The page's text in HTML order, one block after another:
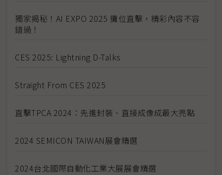
獨家揭秘！AI EXPO 2025 攤位直擊，精彩內容不容
錯過！
CES 2025: Lightning D-Talks
Straight From CES 2025
直擊TPCA 2024：先進封裝、直接成像成最大亮點
2024 SEMICON TAIWAN展會精選
2024台北國際自動化工業大展展會精選